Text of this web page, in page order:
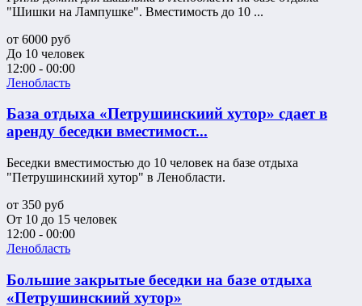
"Шишки на Лампушке". Вместимость до 10 ...
от 6000 руб
До 10 человек
12:00 - 00:00
Ленобласть
База отдыха «Петрушинскиий хутор» сдает в
аренду беседки вместимост...
Беседки вместимостью до 10 человек на базе отдыха
"Петрушинскиий хутор" в Ленобласти.
от 350 руб
От 10 до 15 человек
12:00 - 00:00
Ленобласть
Большие закрытые беседки на базе отдыха
«Петрушинскиий хутор»